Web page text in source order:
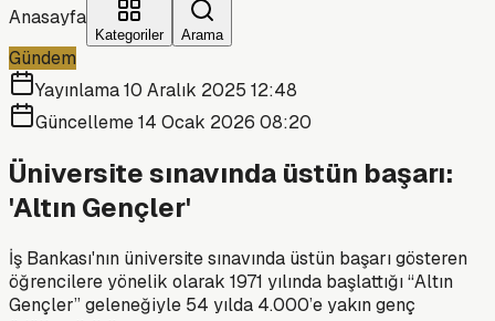
Anasayfa
Kategoriler Arama
Gündem
Yayınlama10 Aralık 2025 12:48
Güncelleme14 Ocak 2026 08:20
Üniversite sınavında üstün başarı:
'Altın Gençler'
İş Bankası'nın üniversite sınavında üstün başarı gösteren
öğrencilere yönelik olarak 1971 yılında başlattığı “Altın
Gençler” geleneğiyle 54 yılda 4.000’e yakın genç